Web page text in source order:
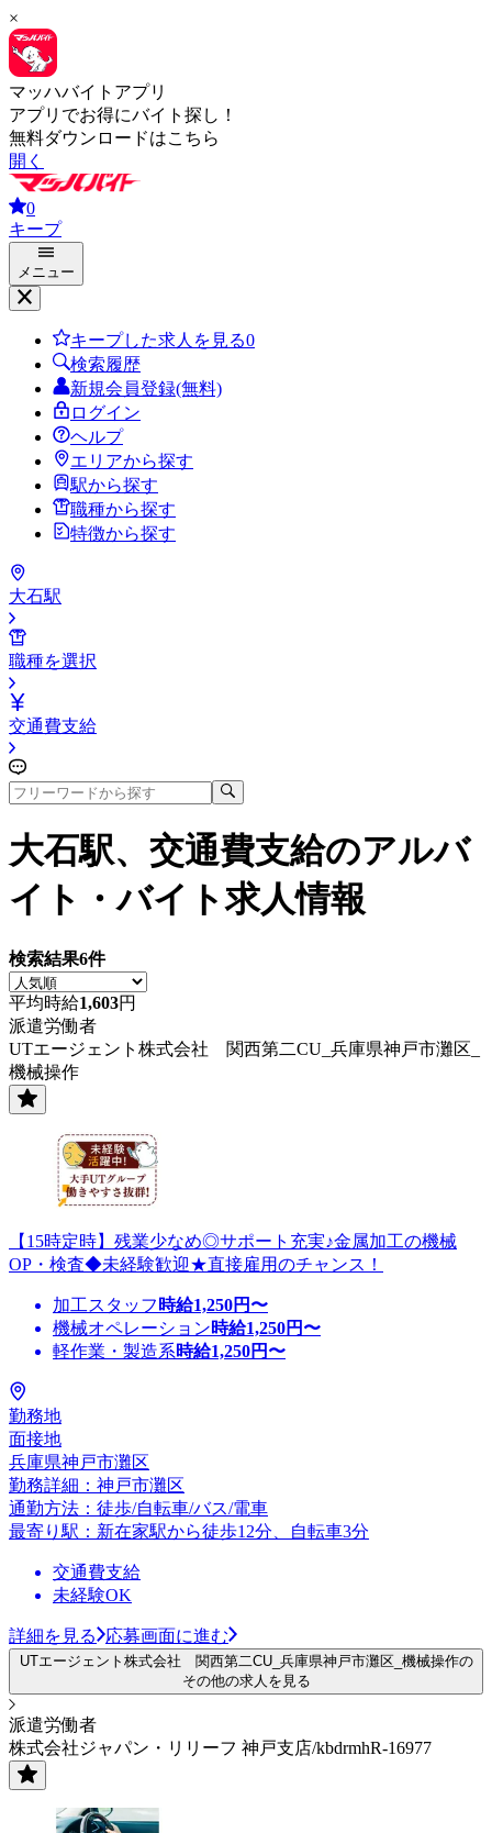
×
マッハバイトアプリ
アプリでお得にバイト探し！
無料ダウンロードはこちら
開く
0
キープ
メニュー
キープした求人を見る0
検索履歴
新規会員登録(無料)
ログイン
ヘルプ
エリアから探す
駅から探す
職種から探す
特徴から探す
大石駅
職種を選択
交通費支給
大石駅、交通費支給のアルバ
イト・バイト求人情報
検索結果6件
平均時給1,603円
派遣労働者
UTエージェント株式会社 関西第二CU_兵庫県神戸市灘区_
機械操作
【15時定時】残業少なめ◎サポート充実♪金属加工の機械
OP・検査◆未経験歓迎★直接雇用のチャンス！
加工スタッフ 時給1,250円〜
機械オペレーション時給1,250円〜
軽作業・製造系時給1,250円〜
勤務地
面接地
兵庫県神戸市灘区
勤務詳細：神戸市灘区
通勤方法：徒歩/自転車/バス/電車
最寄り駅：新在家駅から徒歩12分、自転車3分
交通費支給
未経験OK
詳細を見る 応募画面に進む
UTエージェント株式会社 関西第二CU_兵庫県神戸市灘区_機械操作の
その他の求人を見る
派遣労働者
株式会社ジャパン・リリーフ 神戸支店/kbdrmhR-16977